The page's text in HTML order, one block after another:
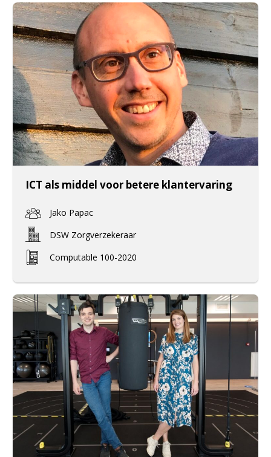
ICT als middel voor betere klantervaring
Jako Papac
DSW Zorgverzekeraar
Computable 100-2020